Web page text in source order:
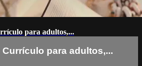
para adultos,...
Currículo para adultos,...